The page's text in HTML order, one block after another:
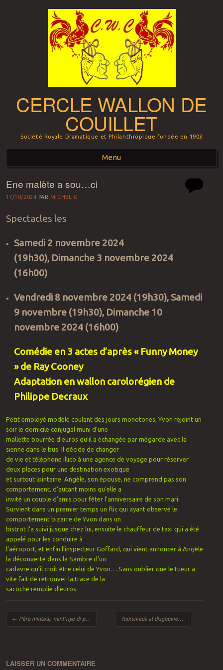
CERCLE WALLON DE
COUILLET
Société Royale Dramatique et Philanthropique fondée en 1903
Menu
Aller au contenu principal
Ene malète a sou…ci
17/10/2024 PAR MICHEL G
Spectacles les
Samedi 2 novembre 2024
(19h30), Dimanche 3 novembre 2024
(16h00)
Vendredi 8 novembre 2024 (19h30), Samedi
9 novembre (19h30), Dimanche 10
novembre 2024 (16h00)
Comédie en 3 actes d’après « Funny Money
» de Ray Cooney
Adaptation en wallon carolorégien de
Philippe Decraux
Petit employé modèle coulant des jours monotones, Yvon rejoint un
soir le domicile conjugal muni d’une
mallette bourrée d’euros qu’il a échangée par mégarde avec la
sienne dans le bus. Il décide de changer
de vie et téléphone illico à une agence de voyage pour réserver
deux places pour une destination exotique
et surtout lointaine. Angèle, son épouse, ne comprend pas son
comportement, d’autant moins qu’elle a
invité un couple d’amis pour fêter l’anniversaire de son mari.
Survient dans un premier temps un flic qui ayant observé le
comportement bizarre de Yvon dans un
bistrot l’a suivi jusque chez lui, ensuite le chauffeur de taxi qui a été
appelé pour les conduire à
l’aéroport, et enfin l’inspecteur Goffard, qui vient annoncer à Angèle
la découverte dans la Sambre d’un
cadavre qu’il croit être celui de Yvon… Sans oublier que le tueur a
vite fait de retrouver la trace de la
sacoche remplie d’euros.
Navigation des articles
← Père minteûr, mint’riye di pére Toûrsiveûs al disgouviène
LAISSER UN COMMENTAIRE